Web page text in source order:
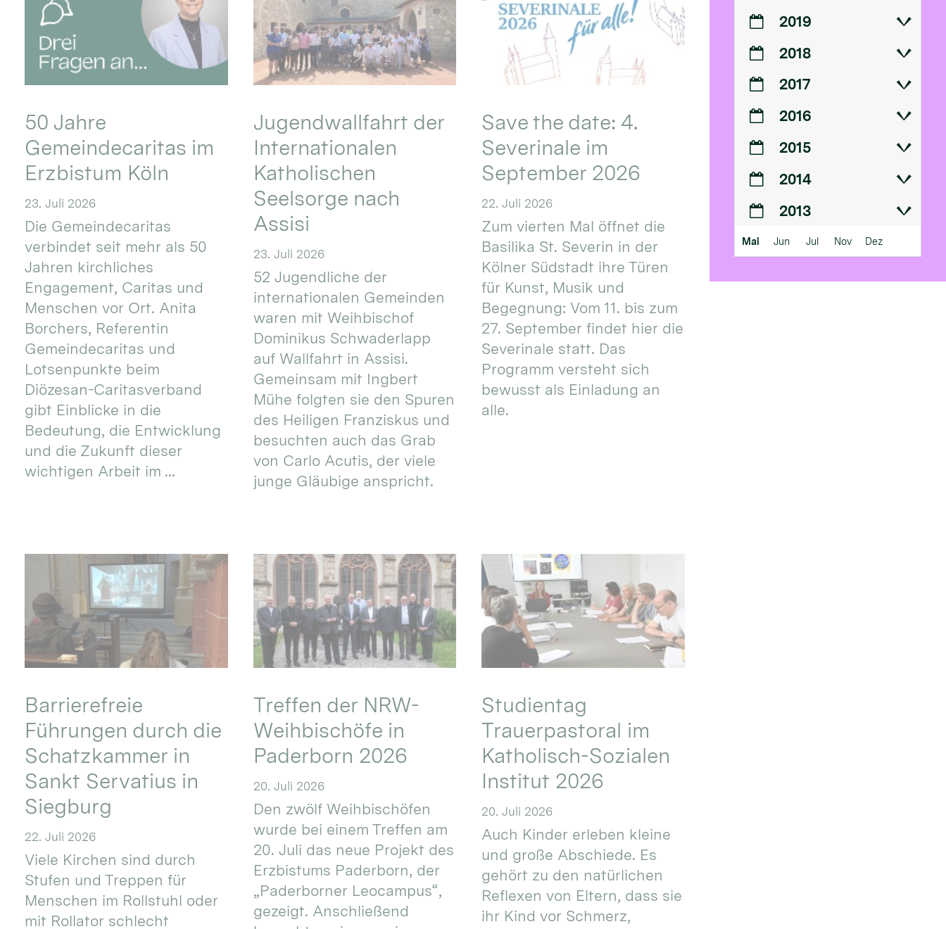
50 Jahre
Gemeindecaritas im
Erzbistum Köln
23. Juli 2026
Die Gemeindecaritas
verbindet seit mehr als 50
Jahren kirchliches
Engagement, Caritas und
Menschen vor Ort. Anita
Borchers, Referentin
Gemeindecaritas und
Lotsenpunkte beim
Diözesan-Caritasverband
gibt Einblicke in die
Bedeutung, die Entwicklung
und die Zukunft dieser
wichtigen Arbeit im ...
Jugendwallfahrt der
Internationalen
Katholischen
Seelsorge nach
Assisi
23. Juli 2026
52 Jugendliche der
internationalen Gemeinden
waren mit Weihbischof
Dominikus Schwaderlapp
auf Wallfahrt in Assisi.
Gemeinsam mit Ingbert
Mühe folgten sie den Spuren
des Heiligen Franziskus und
besuchten auch das Grab
von Carlo Acutis, der viele
junge Gläubige anspricht.
Save the date: 4.
Severinale im
September 2026
22. Juli 2026
Zum vierten Mal öffnet die
Basilika St. Severin in der
Kölner Südstadt ihre Türen
für Kunst, Musik und
Begegnung: Vom 11. bis zum
27. September findet hier die
Severinale statt. Das
Programm versteht sich
bewusst als Einladung an
alle.
Barrierefreie
Führungen durch die
Schatzkammer in
Sankt Servatius in
Siegburg
22. Juli 2026
Viele Kirchen sind durch
Stufen und Treppen für
Menschen im Rollstuhl oder
mit Rollator schlecht
Treffen der NRW-
Weihbischöfe in
Paderborn 2026
20. Juli 2026
Den zwölf Weihbischöfen
wurde bei einem Treffen am
20. Juli das neue Projekt des
Erzbistums Paderborn, der
„Paderborner Leocampus“,
gezeigt. Anschließend
Studientag
Trauerpastoral im
Katholisch-Sozialen
Institut 2026
20. Juli 2026
Auch Kinder erleben kleine
und große Abschiede. Es
gehört zu den natürlichen
Reflexen von Eltern, dass sie
ihr Kind vor Schmerz,
2019
2018
2017
2016
2015
2014
2013
Mai Jun Jul Nov Dez